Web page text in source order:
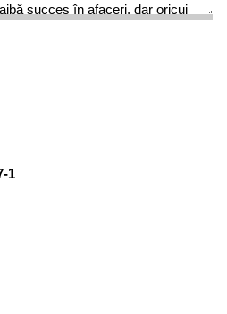
succes în afaceri, dar oricui
mai deschiși la ideile lor.
1